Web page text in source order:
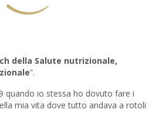
della Salute nutrizionale,
”.
quando io stessa ho dovuto fare i
mia vita dove tutto andava a rotoli